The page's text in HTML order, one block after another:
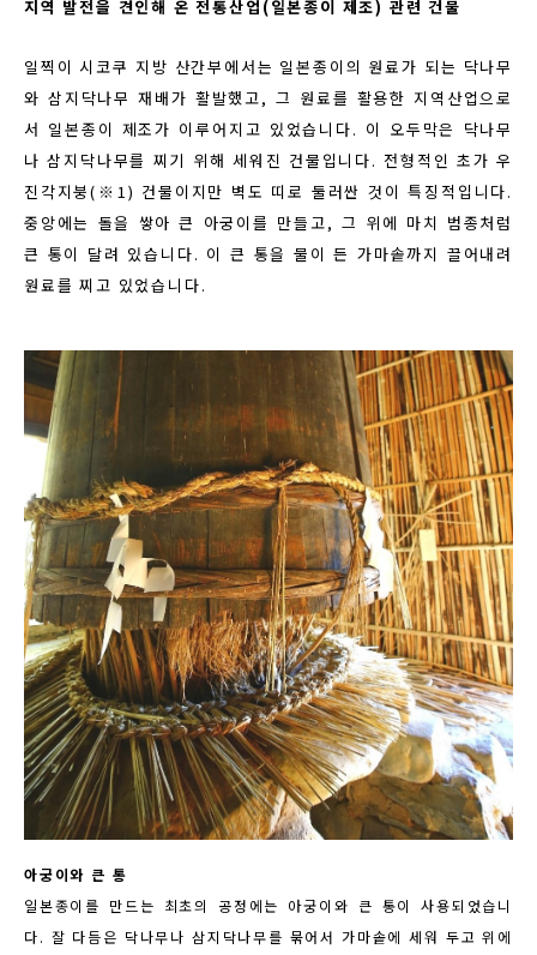
지역 발전을 견인해 온 전통산업 (일본종이 제조) 관련 건물
일찍이 시코쿠 지방 산간부에서는 일본종이의 원료가 되는 닥나무
와 삼지닥나무 재배가 활발했고, 그 원료를 활용한 지역산업으로
서 일본종이 제조가 이루어지고 있었습니다. 이 오두막은 닥나무
나 삼지닥나무를 찌기 위해 세워진 건물입니다.전형적인 초가 우
진각지붕(※1) 건물이지만 벽도 띠로 둘러싼 것이 특징적입니다.
중앙에는 돌을 쌓아 큰 아궁이를 만들고, 그 위에 마치 범종처럼
큰 통이 달려 있습니다. 이 큰 통을 물이 든 가마솥까지 끌어내려
원료를 찌고 있었습니다.
아궁이와 큰 통
일본종이를 만드는 최초의 공정에는 아궁이와 큰 통이 사용되었습니
다. 잘 다듬은 닥나무나 삼지닥나무를 묶어서 가마솥에 세워 두고 위에